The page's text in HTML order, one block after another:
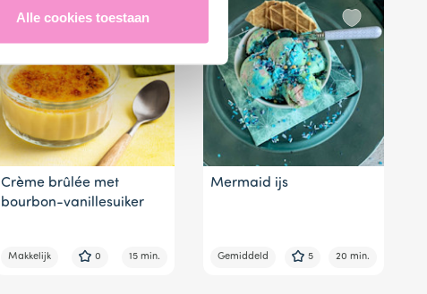
Alle cookies toestaan
Crème brûlée met
bourbon-vanillesuiker
Makkelijk 0 15 min.
Mermaid ijs
Gemiddeld 5 20 min.